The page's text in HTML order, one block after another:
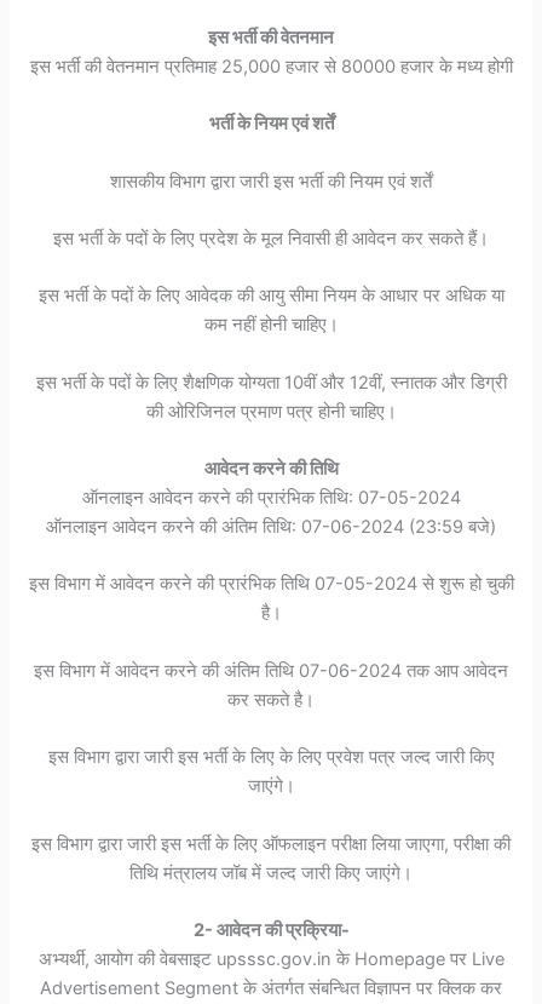
इस भर्ती की वेतनमान
इस भर्ती की वेतनमान प्रतिमाह 25,000 हजार से 80000 हजार के मध्य होगी
भर्ती के नियम एवं शर्तें
शासकीय विभाग द्वारा जारी इस भर्ती की नियम एवं शर्तें
इस भर्ती के पदों के लिए प्रदेश के मूल निवासी ही आवेदन कर सकते हैं।
इस भर्ती के पदों के लिए आवेदक की आयु सीमा नियम के आधार पर अधिक या
कम नहीं होनी चाहिए।
इस भर्ती के पदों के लिए शैक्षणिक योग्यता 10वीं और 12वीं, स्नातक और डिग्री
की ओरिजिनल प्रमाण पत्र होनी चाहिए।
आवेदन करने की तिथि
ऑनलाइन आवेदन करने की प्रारंभिक तिथि: 07-05-2024
ऑनलाइन आवेदन करने की अंतिम तिथि: 07-06-2024 (23:59 बजे)
इस विभाग में आवेदन करने की प्रारंभिक तिथि 07-05-2024 से शुरू हो चुकी
है।
इस विभाग में आवेदन करने की अंतिम तिथि 07-06-2024 तक आप आवेदन
कर सकते है।
इस विभाग द्वारा जारी इस भर्ती के लिए के लिए प्रवेश पत्र जल्द जारी किए
जाएंगे।
इस विभाग द्वारा जारी इस भर्ती के लिए ऑफलाइन परीक्षा लिया जाएगा, परीक्षा की
तिथि मंत्रालय जॉब में जल्द जारी किए जाएंगे।
2- आवेदन की प्रक्रिया-
अभ्यर्थी, आयोग की वेबसाइट upsssc.gov.in के Homepage पर Live
Advertisement Segment के अंतर्गत संबन्धित विज्ञापन पर क्लिक कर